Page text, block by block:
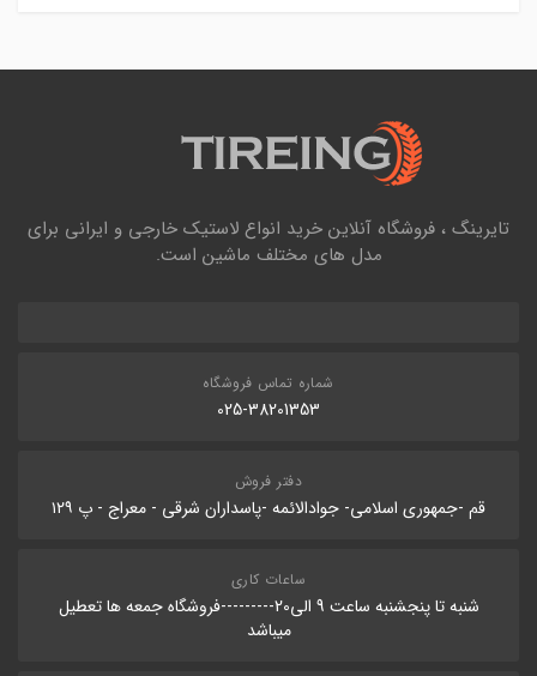
تایرینگ ، فروشگاه آنلاین خرید انواع لاستیک خارجی و ایرانی برای
مدل های مختلف ماشین است.
شماره تماس فروشگاه
025-38201353
دفتر فروش
قم -جمهوری اسلامی- جوادالائمه -پاسداران شرقی - معراج - پ ۱۲۹
ساعات کاری
شنبه تا پنجشنبه ساعت 9 الی20---------فروشگاه جمعه ها تعطیل
میباشد